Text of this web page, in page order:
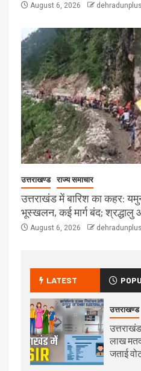
August 6, 2026 dehradunplus
उत्तराखण्ड राज्य समाचार
उत्तराखंड में बारिश का कहर:
भूस्खलन, कई मार्ग बंद; श्रद्धालु
August 6, 2026 dehradunplus
LATEST
उत्तराखण्ड
लाख
जताई